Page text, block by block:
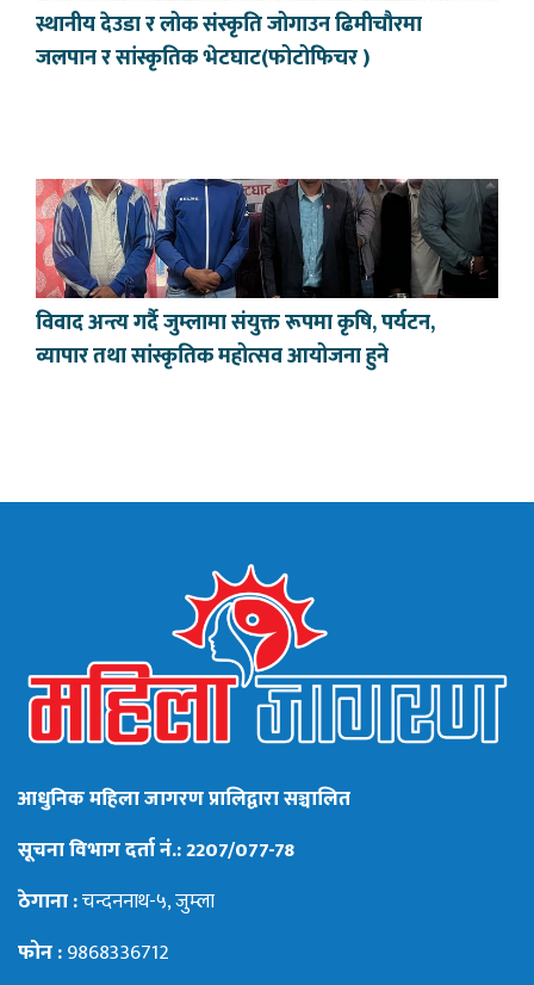
स्थानीय देउडा र लोक संस्कृति जोगाउन ढिमीचौरमा
जलपान र सांस्कृतिक भेटघाट(फोटोफिचर )
विवाद अन्त्य गर्दै जुम्लामा संयुक्त रूपमा कृषि, पर्यटन,
व्यापार तथा सांस्कृतिक महोत्सव आयोजना हुने
आधुनिक महिला जागरण प्रालिद्वारा सञ्चालित
सूचना विभाग दर्ता नं.: 2207/077-78
ठेगाना :चन्दननाथ-५, जुम्ला
फोन :9868336712